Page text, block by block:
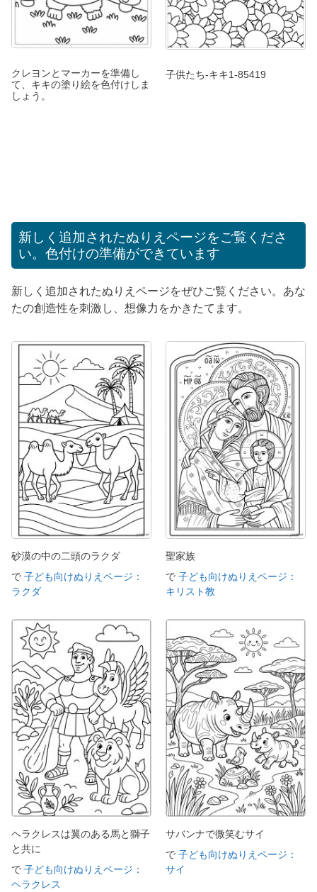
クレヨンとマーカーを準備し
て、キキの塗り絵を色付けしま
しょう。
子供たち-キキ1-85419
新しく追加されたぬりえページをご覧くださ
い。色付けの準備ができています
新しく追加されたぬりえページをぜひご覧ください。あな
たの創造性を刺激し、想像力をかきたてます。
砂漠の中の二頭のラクダ
で 子ども向けぬりえページ：
ラクダ
聖家族
で 子ども向けぬりえページ：
キリスト教
ヘラクレスは翼のある馬と獅子
と共に
で 子ども向けぬりえページ：
ヘラクレス
サバンナで微笑むサイ
で 子ども向けぬりえページ：
サイ